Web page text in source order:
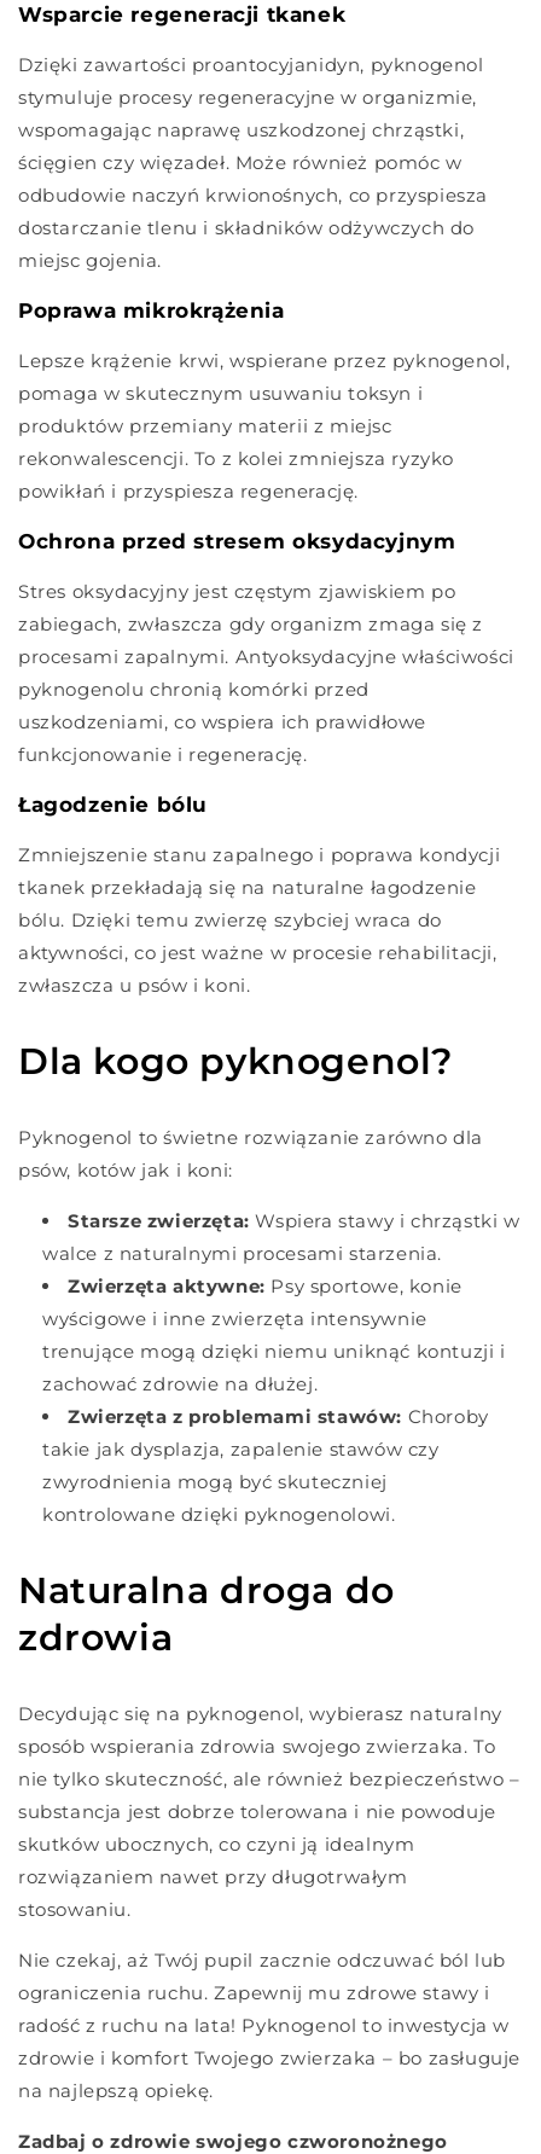
Wsparcie regeneracji tkanek
Dzięki zawartości proantocyjanidyn, pyknogenol
stymuluje procesy regeneracyjne w organizmie,
wspomagając naprawę uszkodzonej chrząstki,
ścięgien czy więzadeł. Może również pomóc w
odbudowie naczyń krwionośnych, co przyspiesza
dostarczanie tlenu i składników odżywczych do
miejsc gojenia.
Poprawa mikrokrążenia
Lepsze krążenie krwi, wspierane przez pyknogenol,
pomaga w skutecznym usuwaniu toksyn i
produktów przemiany materii z miejsc
rekonwalescencji. To z kolei zmniejsza ryzyko
powikłań i przyspiesza regenerację.
Ochrona przed stresem oksydacyjnym
Stres oksydacyjny jest częstym zjawiskiem po
zabiegach, zwłaszcza gdy organizm zmaga się z
procesami zapalnymi. Antyoksydacyjne właściwości
pyknogenolu chronią komórki przed
uszkodzeniami, co wspiera ich prawidłowe
funkcjonowanie i regenerację.
Łagodzenie bólu
Zmniejszenie stanu zapalnego i poprawa kondycji
tkanek przekładają się na naturalne łagodzenie
bólu. Dzięki temu zwierzę szybciej wraca do
aktywności, co jest ważne w procesie rehabilitacji,
zwłaszcza u psów i koni.
Dla kogo pyknogenol?
Pyknogenol to świetne rozwiązanie zarówno dla
psów, kotów jak i koni:
Starsze zwierzęta: Wspiera stawy i chrząstki w
walce z naturalnymi procesami starzenia.
Zwierzęta aktywne: Psy sportowe, konie
wyścigowe i inne zwierzęta intensywnie
trenujące mogą dzięki niemu uniknąć kontuzji i
zachować zdrowie na dłużej.
Zwierzęta z problemami stawów: Choroby
takie jak dysplazja, zapalenie stawów czy
zwyrodnienia mogą być skuteczniej
kontrolowane dzięki pyknogenolowi.
Naturalna droga do
zdrowia
Decydując się na pyknogenol, wybierasz naturalny
sposób wspierania zdrowia swojego zwierzaka. To
nie tylko skuteczność, ale również bezpieczeństwo –
substancja jest dobrze tolerowana i nie powoduje
skutków ubocznych, co czyni ją idealnym
rozwiązaniem nawet przy długotrwałym
stosowaniu.
Nie czekaj, aż Twój pupil zacznie odczuwać ból lub
ograniczenia ruchu. Zapewnij mu zdrowe stawy i
radość z ruchu na lata! Pyknogenol to inwestycja w
zdrowie i komfort Twojego zwierzaka – bo zasługuje
na najlepszą opiekę.
Zadbaj o zdrowie swojego czworonożnego